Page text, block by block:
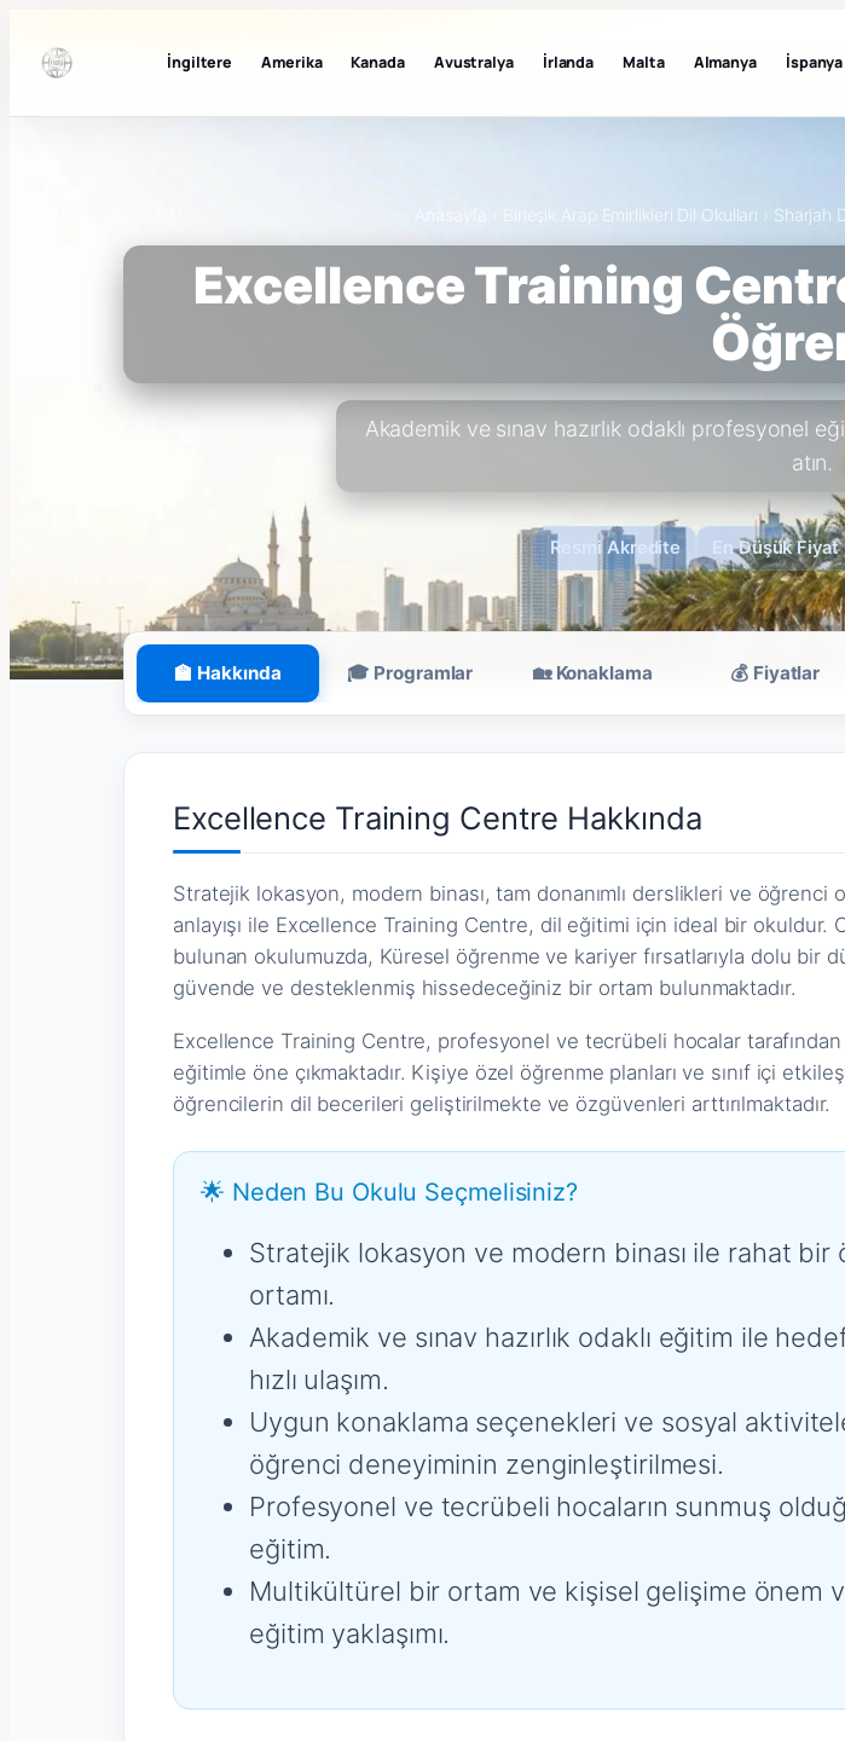
İngiltere Amerika Kanada Avustralya İrlanda Malta Almanya İspanya
Birleşik Arap Emirlikleri Dil Okulları › Sharjah
Excellence Training
Akademik ve sınav hazırlık odaklı profesyonel
atın.
Resmi Akredite En Düşük
🏫 Hakkında 🎓 Programlar 🏡 Konaklama 💰 Fiyatlar
Excellence Training Centre Hakkında
Stratejik lokasyon, modern binası, tam donanımlı derslikleri ve öğrenci
anlayışı ile Excellence Training Centre, dil eğitimi için ideal bir okuldur.
bulunan okulumuzda, Küresel öğrenme ve kariyer fırsatlarıyla dolu bir
güvende ve desteklenmiş hissedeceğiniz bir ortam bulunmaktadır.
Excellence Training Centre, profesyonel ve tecrübeli hocalar
eğitimle öne çıkmaktadır. Kişiye özel öğrenme planları ve sınıf içi
öğrencilerin dil becerileri geliştirilmekte ve özgüvenleri arttırılmaktadır.
🌟 Neden Bu Okulu Seçmelisiniz?
Stratejik lokasyon ve modern binası ile rahat bir
ortamı.
Akademik ve sınav hazırlık odaklı eğitim ile
hızlı ulaşım.
Uygun konaklama seçenekleri ve sosyal
öğrenci deneyiminin zenginleştirilmesi.
Profesyonel ve tecrübeli hocaların sunmuş
eğitim.
Multikültürel bir ortam ve kişisel gelişime önem
eğitim yaklaşımı.